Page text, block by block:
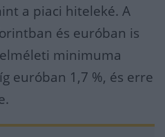
a piaci hiteleké. A
és euróban is
minimuma
euróban 1,7 %, és erre